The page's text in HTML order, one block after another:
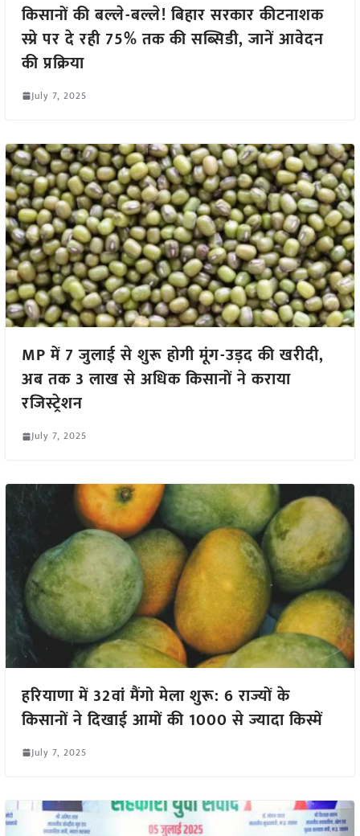
किसानों की बल्ले-बल्ले! बिहार सरकार कीटनाशक
स्प्रे पर दे रही 75% तक की सब्सिडी, जानें आवेदन
की प्रक्रिया
July 7, 2025
MP में 7 जुलाई से शुरू होगी मूंग-उड़द की खरीदी,
अब तक 3 लाख से अधिक किसानों ने कराया
रजिस्ट्रेशन
July 7, 2025
हरियाणा में 32वां मैंगो मेला शुरू: 6 राज्यों के
किसानों ने दिखाई आमों की 1000 से ज्यादा किस्में
July 7, 2025